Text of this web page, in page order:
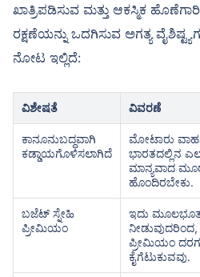
ಖಾತ್ರಿಪಡಿಸುವ ಮತ್ತು ಆಕಸ್ಮಿಕ
ರಕ್ಷಣೆಯನ್ನು ಒದಗಿಸುವ ಅಗತ್ಯ
ನೋಟ ಇಲ್ಲಿದೆ:
ವಿಶೇಷತೆ ವಿವರಣೆ
ಕಾನೂನುಬದ್ಧವಾಗಿ
ಕಡ್ಡಾಯಗೊಳಿಸಲಾಗಿದೆ
ಮೋಟಾರು
ಭಾರತದಲ್ಲಿನ
ಮಾನ್ಯವಾದ
ಹೊಂದಿರಬೇಕು.
ಬಜೆಟ್ ಸ್ನೇಹಿ
ಪ್ರೀಮಿಯಂ
ಇದು ಮೂಲಭೂತ
ಪ್ರೀಮಿಯಂ
ಕೈಗೆಟುಕುವವು.